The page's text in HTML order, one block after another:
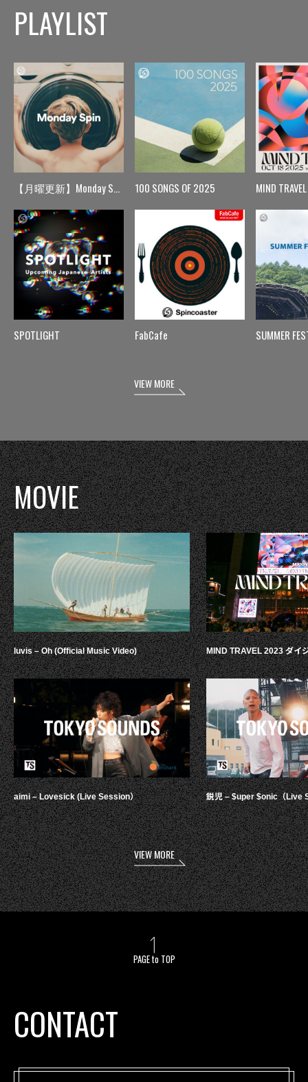
PLAYLIST
【月曜更新】Monday Spin
SPOTLIGHT
100 SONGS OF 2025
FabCafe
MIND TRAVEL
SUMMER
VIEW MORE
MOVIE
luvis – Oh (Official Music Video)
aimi – Lovesick (Live Session）
MIND TRAVEL 2023 ダイ
鋭児 – $uper $onic（Live
VIEW MORE
PAGE to TOP
CONTACT